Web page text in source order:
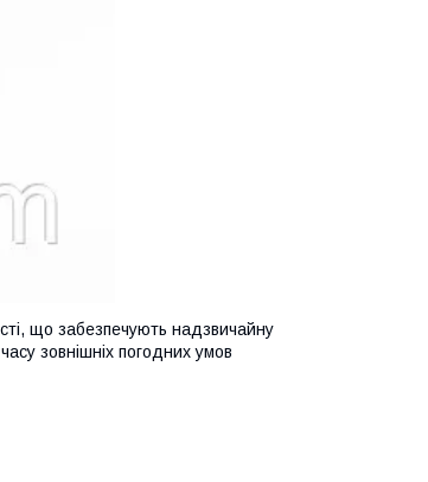
що забезпечують надзвичайну
зовнішніх погодних умов